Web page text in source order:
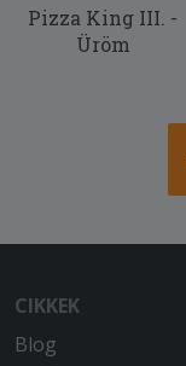
Pizza King III. -
Üröm
CIKKEK
Blog